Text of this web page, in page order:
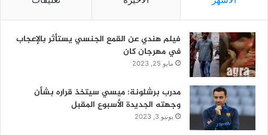
فيلم هندي عن القمع الجنسي يستأثر بالإعجاب
في مهرجان كان
مايو 25, 2023
مدرب برشلونة: ميسي سيتخذ قراره بشأن
وجهته الجديدة الأسبوع المقبل
يونيو 3, 2023